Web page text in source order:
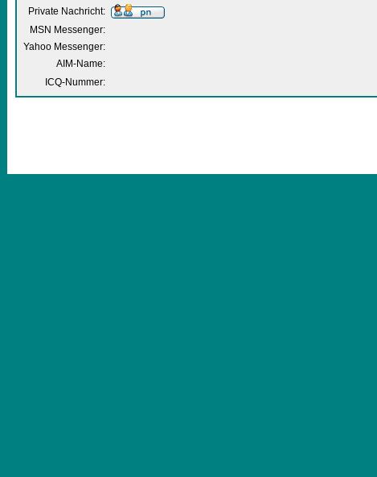
Private Nachricht:
MSN Messenger:
Yahoo Messenger:
AIM-Name:
ICQ-Nummer: